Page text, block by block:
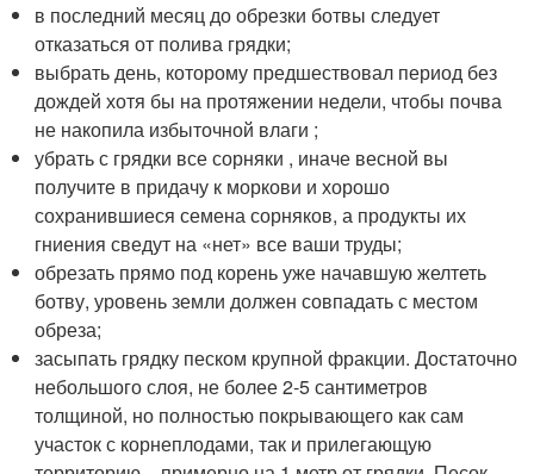
в последний месяц до обрезки ботвы следует
отказаться от полива грядки;
выбрать день, которому предшествовал период без
дождей хотя бы на протяжении недели, чтобы почва
не накопила избыточной влаги ;
убрать с грядки все сорняки , иначе весной вы
получите в придачу к моркови и хорошо
сохранившиеся семена сорняков, а продукты их
гниения сведут на «нет» все ваши труды;
обрезать прямо под корень уже начавшую желтеть
ботву, уровень земли должен совпадать с местом
обреза;
засыпать грядку песком крупной фракции. Достаточно
небольшого слоя, не более 2-5 сантиметров
толщиной, но полностью покрывающего как сам
участок с корнеплодами, так и прилегающую